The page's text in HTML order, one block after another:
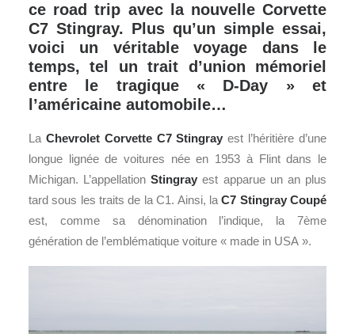
ce road trip avec la nouvelle Corvette
C7 Stingray. Plus qu’un simple essai,
voici un véritable voyage dans le
temps, tel un trait d’union mémoriel
entre le tragique « D-Day » et
l’américaine automobile…
La Chevrolet Corvette C7 Stingray est l’héritière d’une
longue lignée de voitures née en 1953 à Flint dans le
Michigan. L’appellationStingray est apparue un an plus
tard sous les traits de la C1. Ainsi, laC7 Stingray Coupé
est, comme sa dénomination l’indique, la 7ème
génération de l’emblématique voiture « made in USA ».